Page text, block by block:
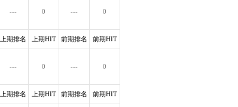
--- 0 --- 0
上期排名 上期HIT 前期排名 前期HIT
--- 0 --- 0
上期排名 上期HIT 前期排名 前期HIT